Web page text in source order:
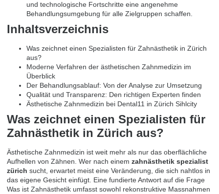
und technologische Fortschritte eine angenehme
Behandlungsumgebung für alle Zielgruppen schaffen.
Inhaltsverzeichnis
Was zeichnet einen Spezialisten für Zahnästhetik in Zürich
aus?
Moderne Verfahren der ästhetischen Zahnmedizin im
Überblick
Der Behandlungsablauf: Von der Analyse zur Umsetzung
Qualität und Transparenz: Den richtigen Experten finden
Ästhetische Zahnmedizin bei Dental11 in Zürich Sihlcity
Was zeichnet einen Spezialisten für
Zahnästhetik in Zürich aus?
Ästhetische Zahnmedizin ist weit mehr als nur das oberflächliche
Aufhellen von Zähnen. Wer nach einem zahnästhetik spezialist
zürich sucht, erwartet meist eine Veränderung, die sich nahtlos in
das eigene Gesicht einfügt. Eine fundierte Antwort auf die Frage
Was ist Zahnästhetik umfasst sowohl rekonstruktive Massnahmen